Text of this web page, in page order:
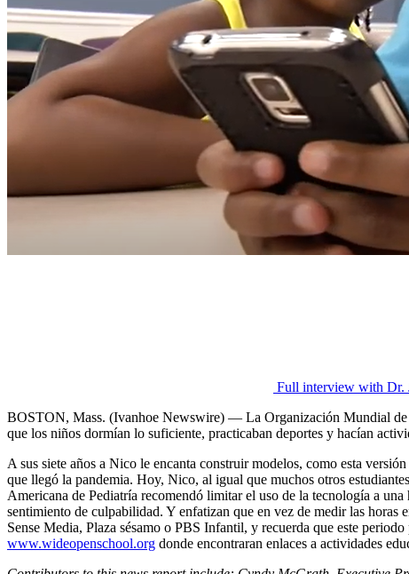
Full interview with Dr.
BOSTON, Mass. (Ivanhoe Newswire) — La Organización Mundial de
que los niños dormían lo suficiente, practicaban deportes y hacían
A sus siete años a Nico le encanta construir modelos, como esta
que llegó la pandemia. Hoy, Nico, al igual que muchos otros
Americana de Pediatría recomendó limitar el uso de la tecnología a
sentimiento de culpabilidad. Y enfatizan que en vez de medir las
Sense Media, Plaza sésamo o PBS Infantil, y recuerda que este
www.wideopenschool.org donde encontraran enlaces a actividades